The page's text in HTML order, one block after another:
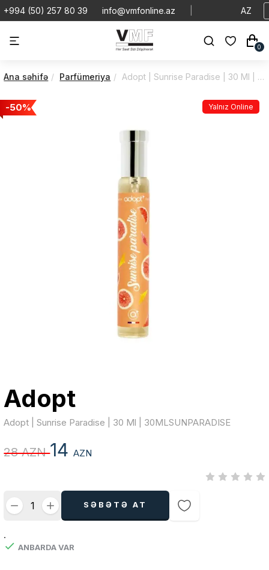
+994 (50) 257 80 39 info@vmfonline.az AZ
0
Ana səhifə Parfümeriya Adopt | Sunrise Paradise | 30 Ml | 30MLSUNPARADISE
-50% Yalnız Online
Adopt
Adopt | Sunrise Paradise | 30 Ml | 30MLSUNPARADISE
28 AZN14AZN
SƏBƏTƏ AT
.
ANBARDA VAR